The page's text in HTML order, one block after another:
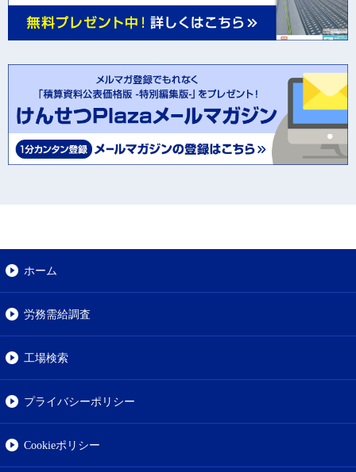
ホーム
労務需給調査
工場検索
プライバシーポリシー
Cookieポリシー